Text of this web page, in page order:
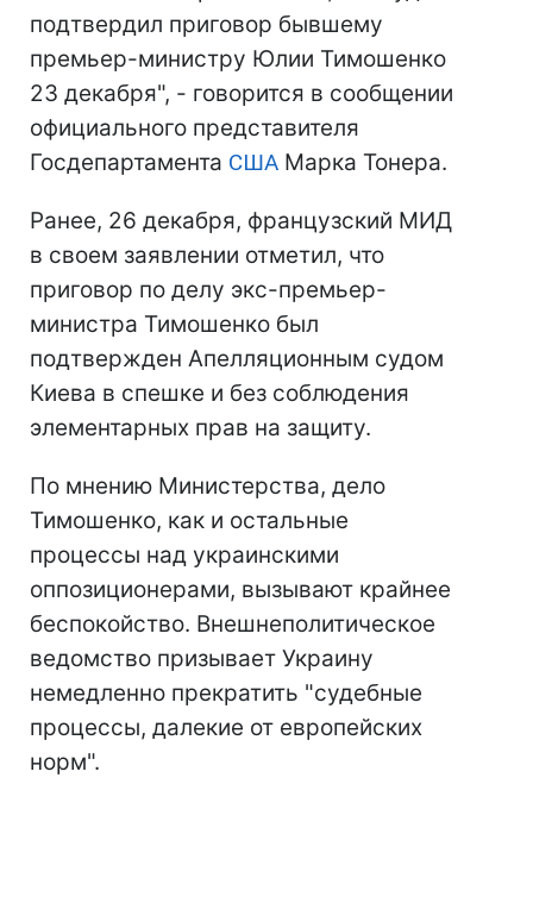
подтвердил приговор бывшему
премьер-министру Юлии Тимошенко
23 декабря", - говорится в сообщении
официального представителя
Госдепартамента США Марка Тонера.
Ранее, 26 декабря, французский МИД
в своем заявлении отметил, что
приговор по делу экс-премьер-
министра Тимошенко был
подтвержден Апелляционным судом
Киева в спешке и без соблюдения
элементарных прав на защиту.
По мнению Министерства, дело
Тимошенко, как и остальные
процессы над украинскими
оппозиционерами, вызывают крайнее
беспокойство. Внешнеполитическое
ведомство призывает Украину
немедленно прекратить "судебные
процессы, далекие от европейских
норм".